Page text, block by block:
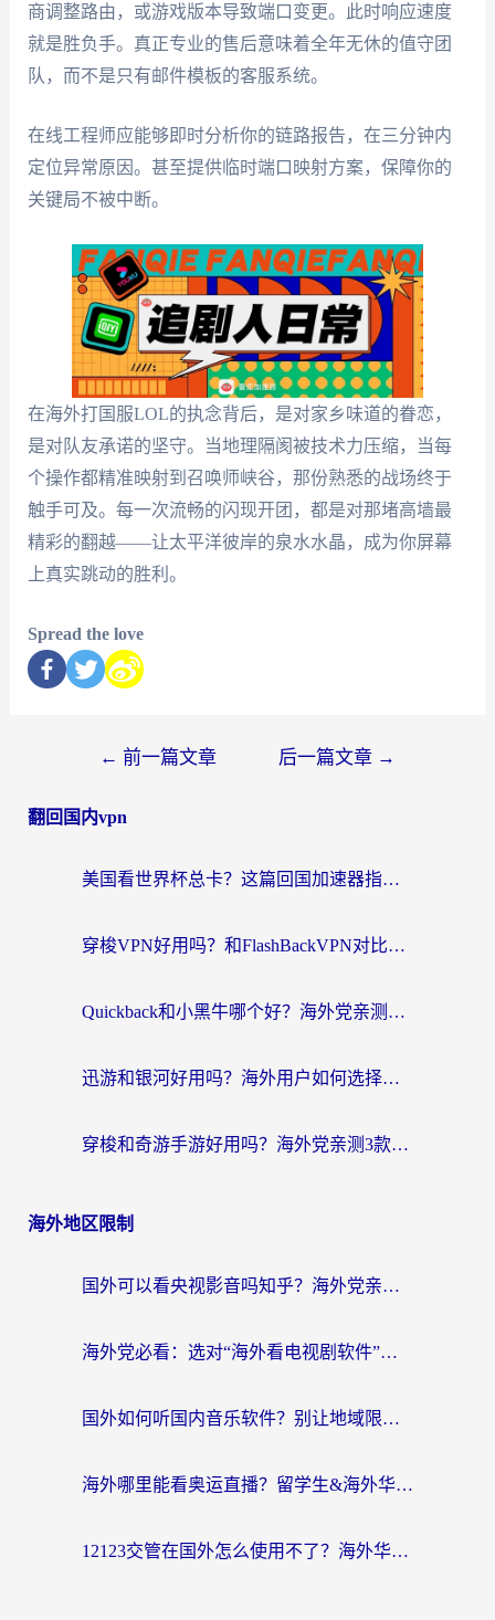
商调整路由，或游戏版本导致端口变更。此时响应速度
就是胜负手。真正专业的售后意味着全年无休的值守团
队，而不是只有邮件模板的客服系统。
在线工程师应能够即时分析你的链路报告，在三分钟内
定位异常原因。甚至提供临时端口映射方案，保障你的
关键局不被中断。
在海外打国服LOL的执念背后，是对家乡味道的眷恋，
是对队友承诺的坚守。当地理隔阂被技术力压缩，当每
个操作都精准映射到召唤师峡谷，那份熟悉的战场终于
触手可及。每一次流畅的闪现开团，都是对那堵高墙最
精彩的翻越——让太平洋彼岸的泉水水晶，成为你屏幕
上真实跳动的胜利。
Spread the love
← 前一篇文章 后一篇文章 →
翻回国内vpn
美国看世界杯总卡？这篇回国加速器指南帮你无缝刷国内资源（附苹果手机VPN设置步骤）
穿梭VPN好用吗？和FlashBackVPN对比哪个回国效果更好？
Quickback和小黑牛哪个好？海外党亲测指南，选对回国加速器秒回国内
迅游和银河好用吗？海外用户如何选择回国加速器实现无缝访问国内资源
穿梭和奇游手游好用吗？海外党亲测3款回国加速器，附蜜蜂加速器七天试用攻略
海外地区限制
国外可以看央视影音吗知乎？海外党亲测有效的回国加速方案
海外党必看：选对“海外看电视剧软件”，再也不用愁国内剧刷不了
国外如何听国内音乐软件？别让地域限制，断了你的中文歌单
海外哪里能看奥运直播？留学生&海外华人必看的体育赛事观赛终极指南
12123交管在国外怎么使用不了？海外华人必看的无缝访问国内资源指南